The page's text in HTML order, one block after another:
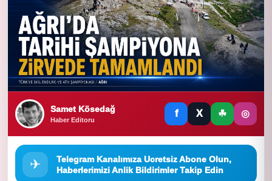
Samet Kösedağ
Haber Editoru
f X ☘ ◎
✈
Telegram Kanalımıza Ucretsiz Abone Olun,
Haberlerimizi Anlik Bildirimler Takip Edin